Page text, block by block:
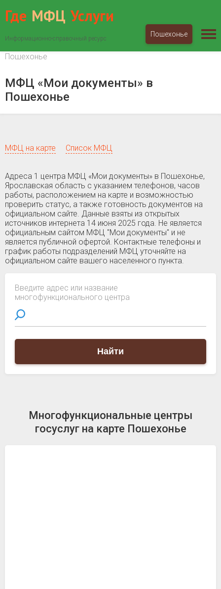
Где МФЦ Услуги
Информационно-справочный ресурс
Пошехонье
Ярославская область
Пошехонье
МФЦ «Мои документы» в
Пошехонье
МФЦ на карте Список МФЦ
Адреса 1 центра МФЦ «Мои документы» в Пошехонье,
Ярославская область c указанием телефонов, часов
работы, расположением на карте и возможностью
проверить статус, а также готовность документов на
официальном сайте. Данные взяты из открытых
источников интернета 14 июня 2025 года. Не является
официальным сайтом МФЦ "Мои документы" и не
является публичной офертой. Контактные телефоны и
график работы подразделений МФЦ уточняйте на
официальном сайте вашего населенного пункта.
Введите адрес или название
многофункционального центра
Найти
Многофункциональные центры
госуслуг на карте Пошехонье